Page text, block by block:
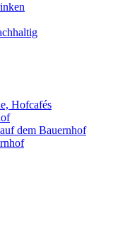
Hofcafés
dem Bauernhof